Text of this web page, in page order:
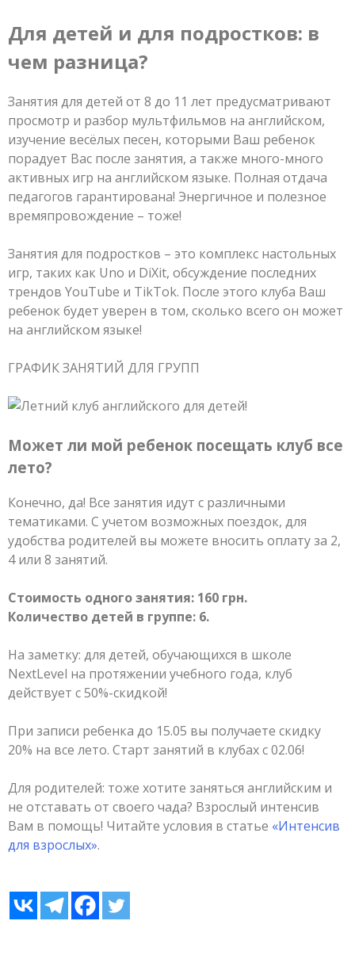
Для детей и для подростков: в
чем разница?
Занятия для детей от 8 до 11 лет предусматривают
просмотр и разбор мультфильмов на английском,
изучение весёлых песен, которыми Ваш ребенок
порадует Вас после занятия, а также много-много
активных игр на английском языке. Полная отдача
педагогов гарантирована! Энергичное и полезное
времяпровождение – тоже!
Занятия для подростков – это комплекс настольных
игр, таких как Uno и DiXit, обсуждение последних
трендов YouTube и TikTok. После этого клуба Ваш
ребенок будет уверен в том, сколько всего он может
на английском языке!
ГРАФИК ЗАНЯТИЙ ДЛЯ ГРУПП
Может ли мой ребенок посещать клуб все
лето?
Конечно, да! Все занятия идут с различными
тематиками. С учетом возможных поездок, для
удобства родителей вы можете вносить оплату за 2,
4 или 8 занятий.
Стоимость одного занятия: 160 грн.
Количество детей в группе: 6.
На заметку: для детей, обучающихся в школе
NextLevel на протяжении учебного года, клуб
действует с 50%-скидкой!
При записи ребенка до 15.05 вы получаете скидку
20% на все лето. Старт занятий в клубах с 02.06!
Для родителей: тоже хотите заняться английским и
не отставать от своего чада? Взрослый интенсив
Вам в помощь! Читайте условия в статье «Интенсив
для взрослых».